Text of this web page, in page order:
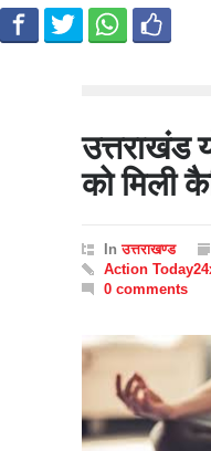
उत्तराखंड
को मिली
Inउत्तराखण्ड
Action
0 comments